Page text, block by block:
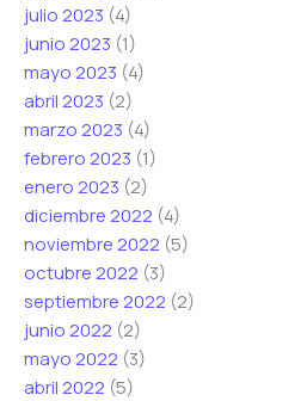
julio 2023 (4)
junio 2023 (1)
mayo 2023 (4)
abril 2023 (2)
marzo 2023 (4)
febrero 2023 (1)
enero 2023 (2)
diciembre 2022 (4)
noviembre 2022 (5)
octubre 2022 (3)
septiembre 2022 (2)
junio 2022 (2)
mayo 2022 (3)
abril 2022 (5)